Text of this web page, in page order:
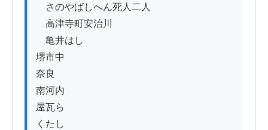
さのやばしへん死人二人
高津寺町安治川
亀井はし
堺市中
奈良
南河内
屋瓦ら
くたし